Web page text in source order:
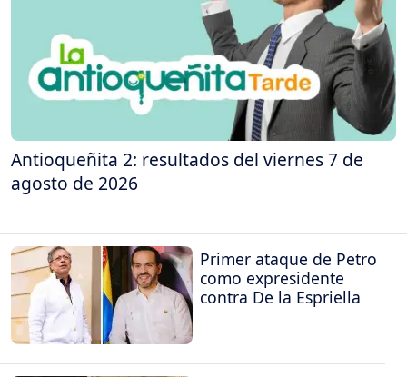
Antioqueñita 2: resultados del viernes 7 de
agosto de 2026
Primer ataque de Petro
como expresidente
contra De la Espriella